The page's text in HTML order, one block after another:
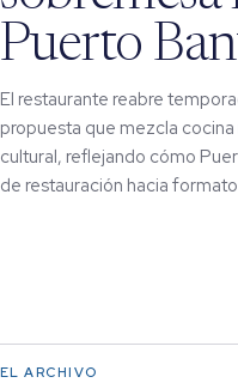
Puerto
El restaurante reabre
propuesta que mezcla
cultural, reflejando cómo
de restauración hacia
EL ARCHIVO